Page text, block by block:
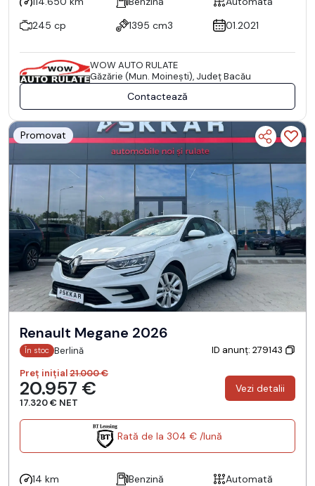
245 cp
1395 cm3 01.2021
WOW AUTO RULATE
Găzărie (Mun. Moineşti), Județ Bacău
Contactează
Promovat
Renault Megane 2026
În stoc Berlină
ID anunț: 279143
Preț inițial21.000 €
20.957 €
17.320 € NET
Vezi detalii
Rată de la 304 € /lună
14 km Benzină
Automată